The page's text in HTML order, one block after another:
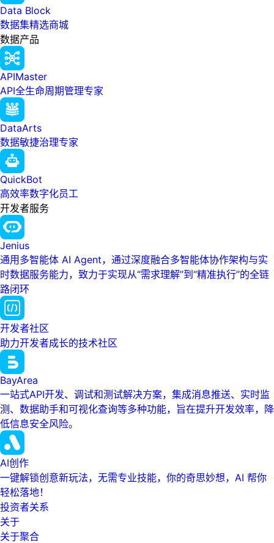
Data Block
数据集精选商城
数据产品
APIMaster
API全生命周期管理专家
DataArts
数据敏捷治理专家
QuickBot
高效率数字化员工
开发者服务
Jenius
通用多智能体 AI Agent，通过深度融合多智能体协作架构与实
时数据服务能力，致力于实现从“需求理解”到“精准执行”的全链
路闭环
开发者社区
助力开发者成长的技术社区
BayArea
一站式API开发、调试和测试解决方案，集成消息推送、实时监
测、数据助手和可视化查询等多种功能，旨在提升开发效率，降
低信息安全风险。
AI创作
一键解锁创意新玩法，无需专业技能，你的奇思妙想，AI 帮你
轻松落地！
投资者关系
关于
关于聚合